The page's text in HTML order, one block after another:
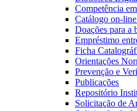
Competência
Catálogo on-
Doações para a
Empréstimo
Ficha
Orientações
Prevenção e
Publicações
Repositório
Solicitação de